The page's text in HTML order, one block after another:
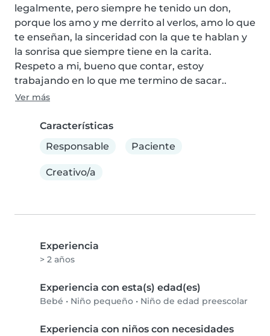
legalmente, pero siempre he tenido un don,
porque los amo y me derrito al verlos, amo lo que
te enseñan, la sinceridad con la que te hablan y
la sonrisa que siempre tiene en la carita.
Respeto a mi, bueno que contar, estoy
trabajando en lo que me termino de sacar..
Ver más
Características
Responsable
Paciente
Creativo/a
Experiencia
> 2 años
Experiencia con esta(s) edad(es)
Bebé • Niño pequeño • Niño de edad preescolar
Experiencia con niños con necesidades